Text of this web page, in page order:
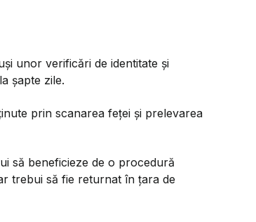
unor verificări de identitate și
șapte zile.
prin scanarea feței și prelevarea
să beneficieze de o procedură
trebui să fie returnat în țara de